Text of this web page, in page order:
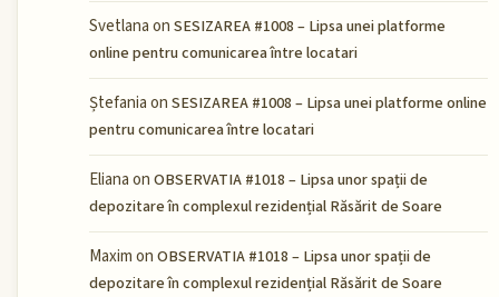
Svetlanaon SESIZAREA #1008 – Lipsa unei platforme
online pentru comunicarea între locatari
Ștefaniaon SESIZAREA #1008 – Lipsa unei platforme online
pentru comunicarea între locatari
Elianaon OBSERVATIA #1018 – Lipsa unor spații de
depozitare în complexul rezidențial Răsărit de Soare
Maximon OBSERVATIA #1018 – Lipsa unor spații de
depozitare în complexul rezidențial Răsărit de Soare